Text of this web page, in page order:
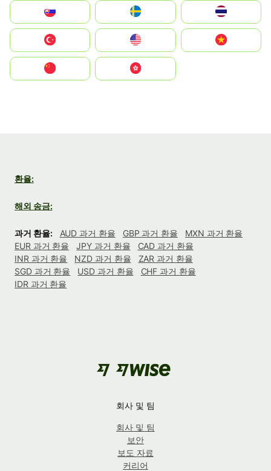
United States
中國香港特別行政區
환율:
해외 송금:
과거 환율: AUD 과거 환율 GBP 과거 환율
MXN 과거 환율
EUR 과거 환율
JPY 과거 환율
CAD 과거 환율
INR 과거 환율
NZD 과거 환율
ZAR 과거 환율
SGD 과거 환율
USD 과거 환율
CHF 과거 환율
IDR 과거 환율
회사 및 팀
회사 및 팀
보안
보도 자료
커리어